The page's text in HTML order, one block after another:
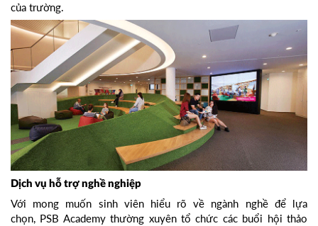
của trường.
Dịch vụ hỗ trợ nghề nghiệp
Với mong muốn sinh viên hiểu rõ về ngành nghề để lựa
chọn, PSB Academy thường xuyên tổ chức các buổi hội thảo